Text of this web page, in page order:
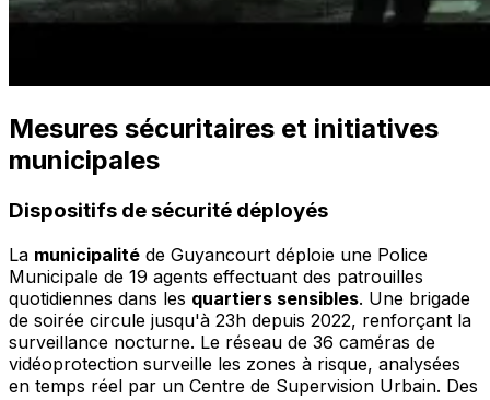
Mesures sécuritaires et initiatives
municipales
Dispositifs de sécurité déployés
La municipalité de Guyancourt déploie une Police
Municipale de 19 agents effectuant des patrouilles
quotidiennes dans les quartiers sensibles. Une brigade
de soirée circule jusqu'à 23h depuis 2022, renforçant la
surveillance nocturne. Le réseau de 36 caméras de
vidéoprotection surveille les zones à risque, analysées
en temps réel par un Centre de Supervision Urbain. Des